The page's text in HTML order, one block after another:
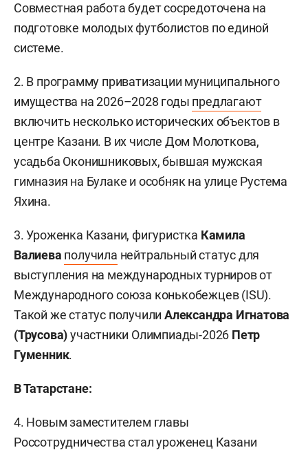
Совместная работа будет сосредоточена на
подготовке молодых футболистов по единой
системе.
2. В программу приватизации муниципального
имущества на 2026–2028 годы предлагают
включить несколько исторических объектов в
центре Казани. В их числе Дом Молоткова,
усадьба Оконишниковых, бывшая мужская
гимназия на Булаке и особняк на улице Рустема
Яхина.
3. Уроженка Казани, фигуристка Камила
Валиева получила нейтральный статус для
выступления на международных турниров от
Международного союза конькобежцев (ISU).
Такой же статус получилиАлександра Игнатова
(Трусова)участники Олимпиады-2026 Петр
Гуменник.
В Татарстане:
4. Новым заместителем главы
Россотрудничествасталуроженец Казани